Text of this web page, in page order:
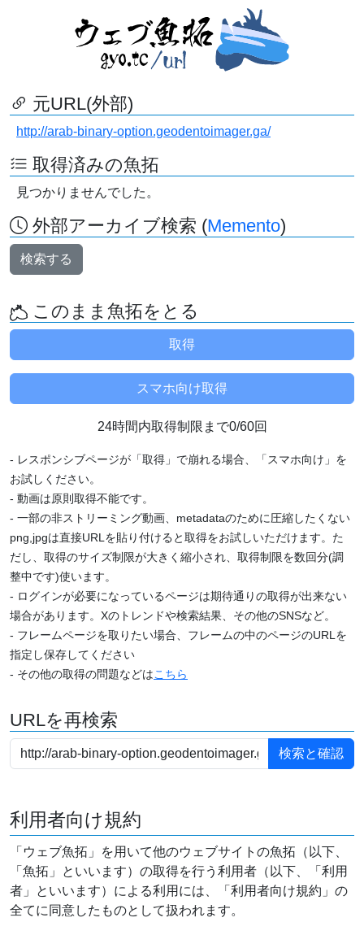
元URL(外部)
http://arab-binary-option.geodentoimager.ga/
取得済みの魚拓
見つかりませんでした。
外部アーカイブ検索 (Memento)
検索する
このまま魚拓をとる
24時間内取得制限まで0/60回
- レスポンシブページが「取得」で崩れる場合、「スマホ向け」を
お試しください。
- 動画は原則取得不能です。
- 一部の非ストリーミング動画、metadataのために圧縮したくない
png,jpgは直接URLを貼り付けると取得をお試しいただけます。た
だし、取得のサイズ制限が大きく縮小され、取得制限を数回分(調
整中です)使います。
- ログインが必要になっているページは期待通りの取得が出来ない
場合があります。Xのトレンドや検索結果、その他のSNSなど。
- フレームページを取りたい場合、フレームの中のページのURLを
指定し保存してください
- その他の取得の問題などはこちら
URLを再検索
利用者向け規約
「ウェブ魚拓」を用いて他のウェブサイトの魚拓（以下、
「魚拓」といいます）の取得を行う利用者（以下、「利用
者」といいます）による利用には、「利用者向け規約」の
全てに同意したものとして扱われます。